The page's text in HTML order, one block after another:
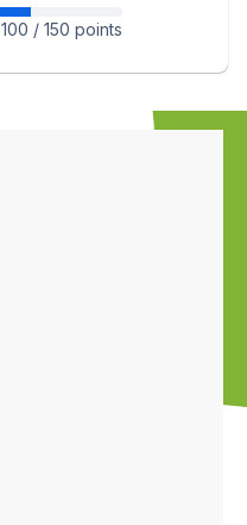
100 / 150 points